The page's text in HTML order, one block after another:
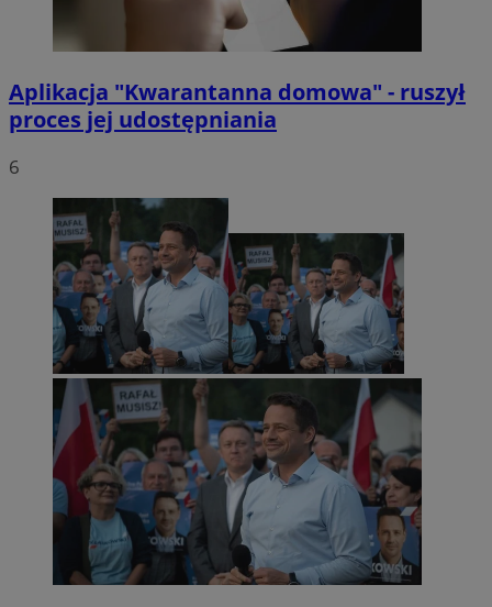
Aplikacja "Kwarantanna domowa" - ruszył
proces jej udostępniania
6